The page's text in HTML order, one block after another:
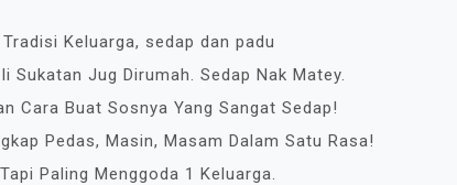
Keluarga, sedap dan padu
Sukatan Jug Dirumah. Sedap Nak Matey.
Cara Buat Sosnya Yang Sangat Sedap!
Pedas, Masin, Masam Dalam Satu Rasa!
Paling Menggoda 1 Keluarga.